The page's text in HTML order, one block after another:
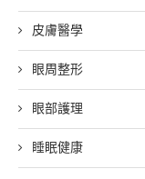
皮膚醫學
眼周整形
眼部護理
睡眠健康